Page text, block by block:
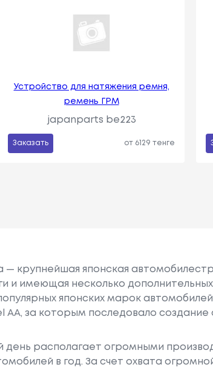
Устройство для натяжения ремня,
ремень ГРМ
japanparts be223
Заказать от 6129 тенге
крупнейшая японская
и имеющая несколько
японских марок автомобилей.
AA, за которым последовало
день располагает огромными
в год. За счет охвата